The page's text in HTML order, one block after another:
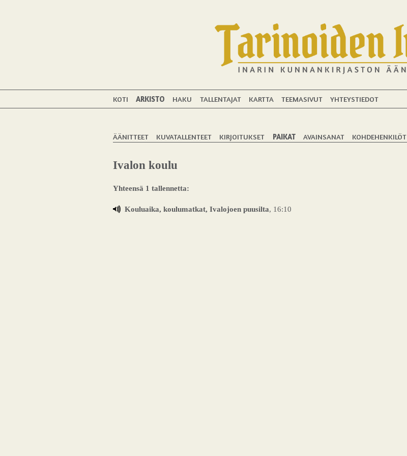
KOTI ARKISTO HAKU TALLENTAJAT KARTTA TEEMASIVUT YHTEYSTIEDOT
ÄÄNITTEET KUVATALLENTEET KIRJOITUKSET PAIKAT AVAINSANAT KOHDEHENKILÖT
Ivalon koulu
Yhteensä 1 tallennetta:
Kouluaika, koulumatkat, Ivalojoen puusilta, 16:10